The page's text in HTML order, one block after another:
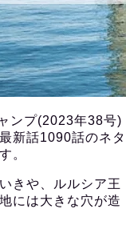
ンプ(2023年38号)
新話1090話のネタ
。
きや、ルルシア王
には大きな穴が造